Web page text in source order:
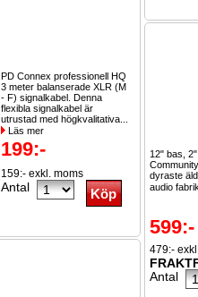
PD Connex professionell HQ
3 meter balanserade XLR (M
- F) signalkabel. Denna
flexibla signalkabel är
utrustad med högkvalitativa...
Läs mer
199:-
159:- exkl. moms
Antal
12" bas,
dyraste
audio
599:-
479:-
Antal